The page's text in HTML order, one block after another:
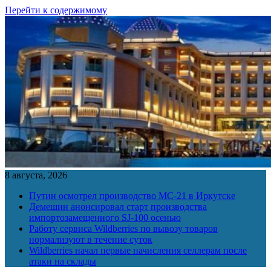
Перейти к содержимому
8 августа, 2026
Путин осмотрел производство МС-21 в Иркутске
Демешин анонсировал старт производства
импортозамещенного SJ-100 осенью
Работу сервиса Wildberries по вывозу товаров
нормализуют в течение суток
Wildberries начал первые начисления селлерам после
атаки на склады